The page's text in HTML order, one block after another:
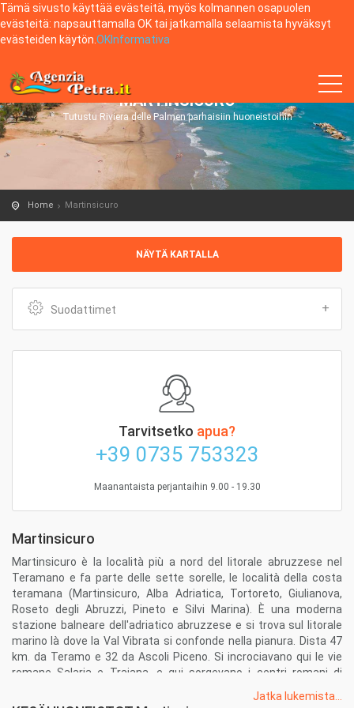
Tämä sivusto käyttää evästeitä, myös kolmannen osapuolen
evästeitä: napsauttamalla OK tai jatkamalla selaamista hyväksyt
evästeiden käytön. OKInformativa
MARTINSICURO
Tutustu Riviera delle Palmen parhaisiin huoneistoihin
Home Martinsicuro
NÄYTÄ KARTALLA
Suodattimet
Tarvitsetko apua?
+39 0735 753323
Maanantaista perjantaihin 9.00 - 19.30
Martinsicuro
Martinsicuro è la località più a nord del litorale abruzzese nel
Teramano e fa parte delle sette sorelle, le località della costa
teramana (Martinsicuro, Alba Adriatica, Tortoreto, Giulianova,
Roseto degli Abruzzi, Pineto e Silvi Marina). È una moderna
stazione balneare dell'adriatico abruzzese e si trova sul litorale
marino là dove la Val Vibrata si confonde nella pianura. Dista 47
km. da Teramo e 32 da Ascoli Piceno. Si incrociavano qui le vie
romane Salaria e Traiana, e qui sorgevano i centri romani di
Truentum fu fondata dai Viburni. Divenuta romana divenne un
Jatka lukemista...